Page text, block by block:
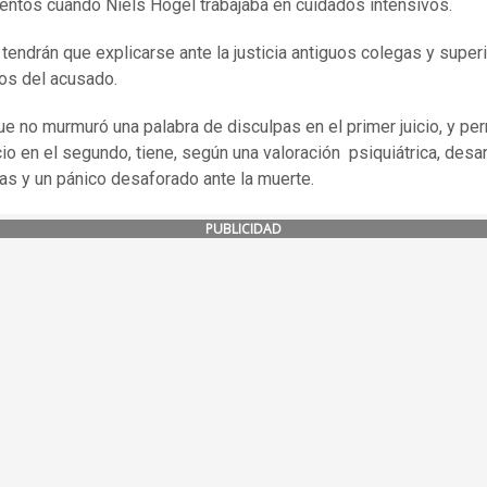
cuando Niels Högel trabajaba en cuidados intensivos.
que explicarse ante la justicia antiguos colegas y
del acusado.
no murmuró una palabra de disculpas en el primer juicio, y
en el segundo, tiene, según una valoración psiquiátrica,
y un pánico desaforado ante la muerte.
PUBLICIDAD